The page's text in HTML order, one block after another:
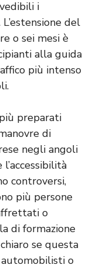
i
del
o sei mesi è
alla guida
più intenso
preparati
di
negli angoli
controversi,
più persone
o
di formazione
se questa
o